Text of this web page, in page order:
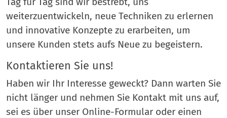
weiterzuentwickeln, neue Techniken zu erlernen
und innovative Konzepte zu erarbeiten, um
unsere Kunden stets aufs Neue zu begeistern.
Kontaktieren Sie uns!
Haben wir Ihr Interesse geweckt? Dann warten Sie
nicht länger und nehmen Sie Kontakt mit uns auf,
sei es über unser Online-Formular oder einen